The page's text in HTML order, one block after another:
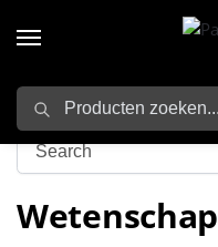
Home / Wetenschap
Wetenschap